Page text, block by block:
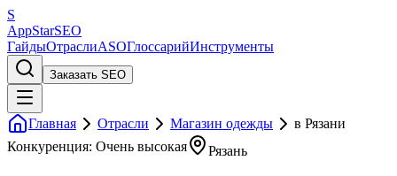
S
AppStarSEO
ГайдыОтраслиASOГлоссарийИнструменты
Заказать SEO
Главная Отрасли Магазин одежды
в Рязани
Конкуренция: Очень высокая
Рязань